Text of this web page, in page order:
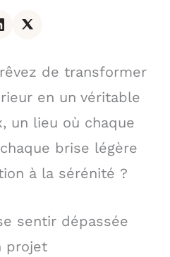
de transformer
en un véritable
un lieu où chaque
brise légère
à la sérénité ?
sentir dépassée
projet